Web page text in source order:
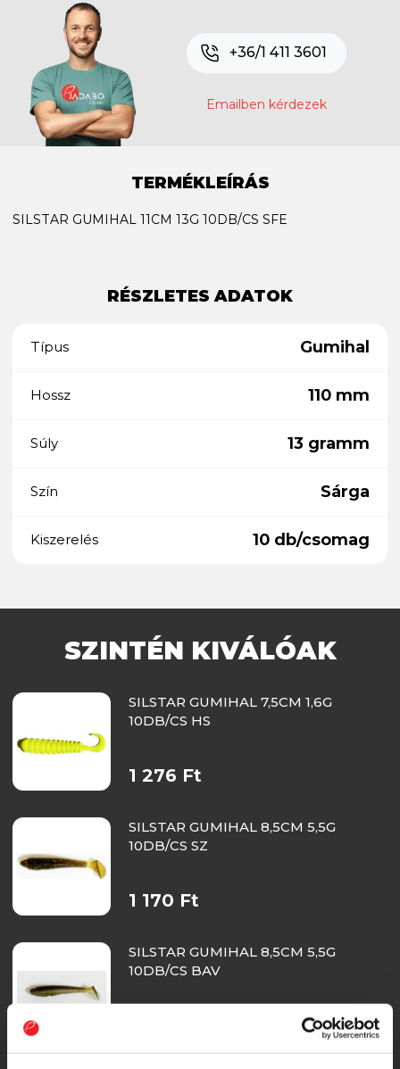
+36/1 411 3601
Emailben kérdezek
TERMÉKLEÍRÁS
SILSTAR GUMIHAL 11CM 13G 10DB/CS SFE
RÉSZLETES ADATOK
Típus Gumihal
Hossz 110 mm
Súly 13 gramm
Szín Sárga
Kiszerelés 10 db/csomag
SZINTÉN KIVÁLÓAK
SILSTAR GUMIHAL 7,5CM 1,6G
10DB/CS HS
1 276 Ft
SILSTAR GUMIHAL 8,5CM 5,5G
10DB/CS SZ
1 170 Ft
SILSTAR GUMIHAL 8,5CM 5,5G
10DB/CS BAV